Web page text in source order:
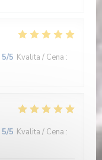
5/5 Kvalita / Cena :
5/5 Kvalita / Cena :